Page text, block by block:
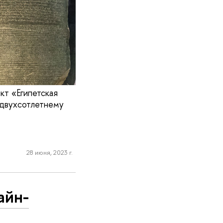
«Египетская
28 июня, 2023 г.